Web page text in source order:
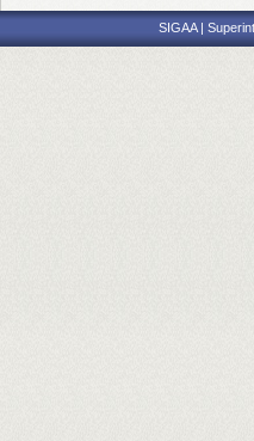
SIGAA |